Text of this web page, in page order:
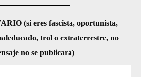
(si eres fascista, oportunista,
trol o extraterrestre, no
no se publicará)